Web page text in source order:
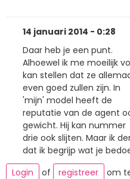
14 januari 2014 - 0:28
Daar heb je een punt.
Alhoewel ik me moeilijk
kan stellen dat ze
even goed zullen zijn. In
'mijn' model heeft de
reputatie van de agent
gewicht. Hij kan nummer
drie ook slijten. Maar ik
dat ik begrijp wat je
Login
of registreer om